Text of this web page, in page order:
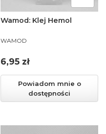
Wamod: Klej Hemol
PRODUCENT
WAMOD
Cena
6,95 zł
Powiadom mnie o
dostępności